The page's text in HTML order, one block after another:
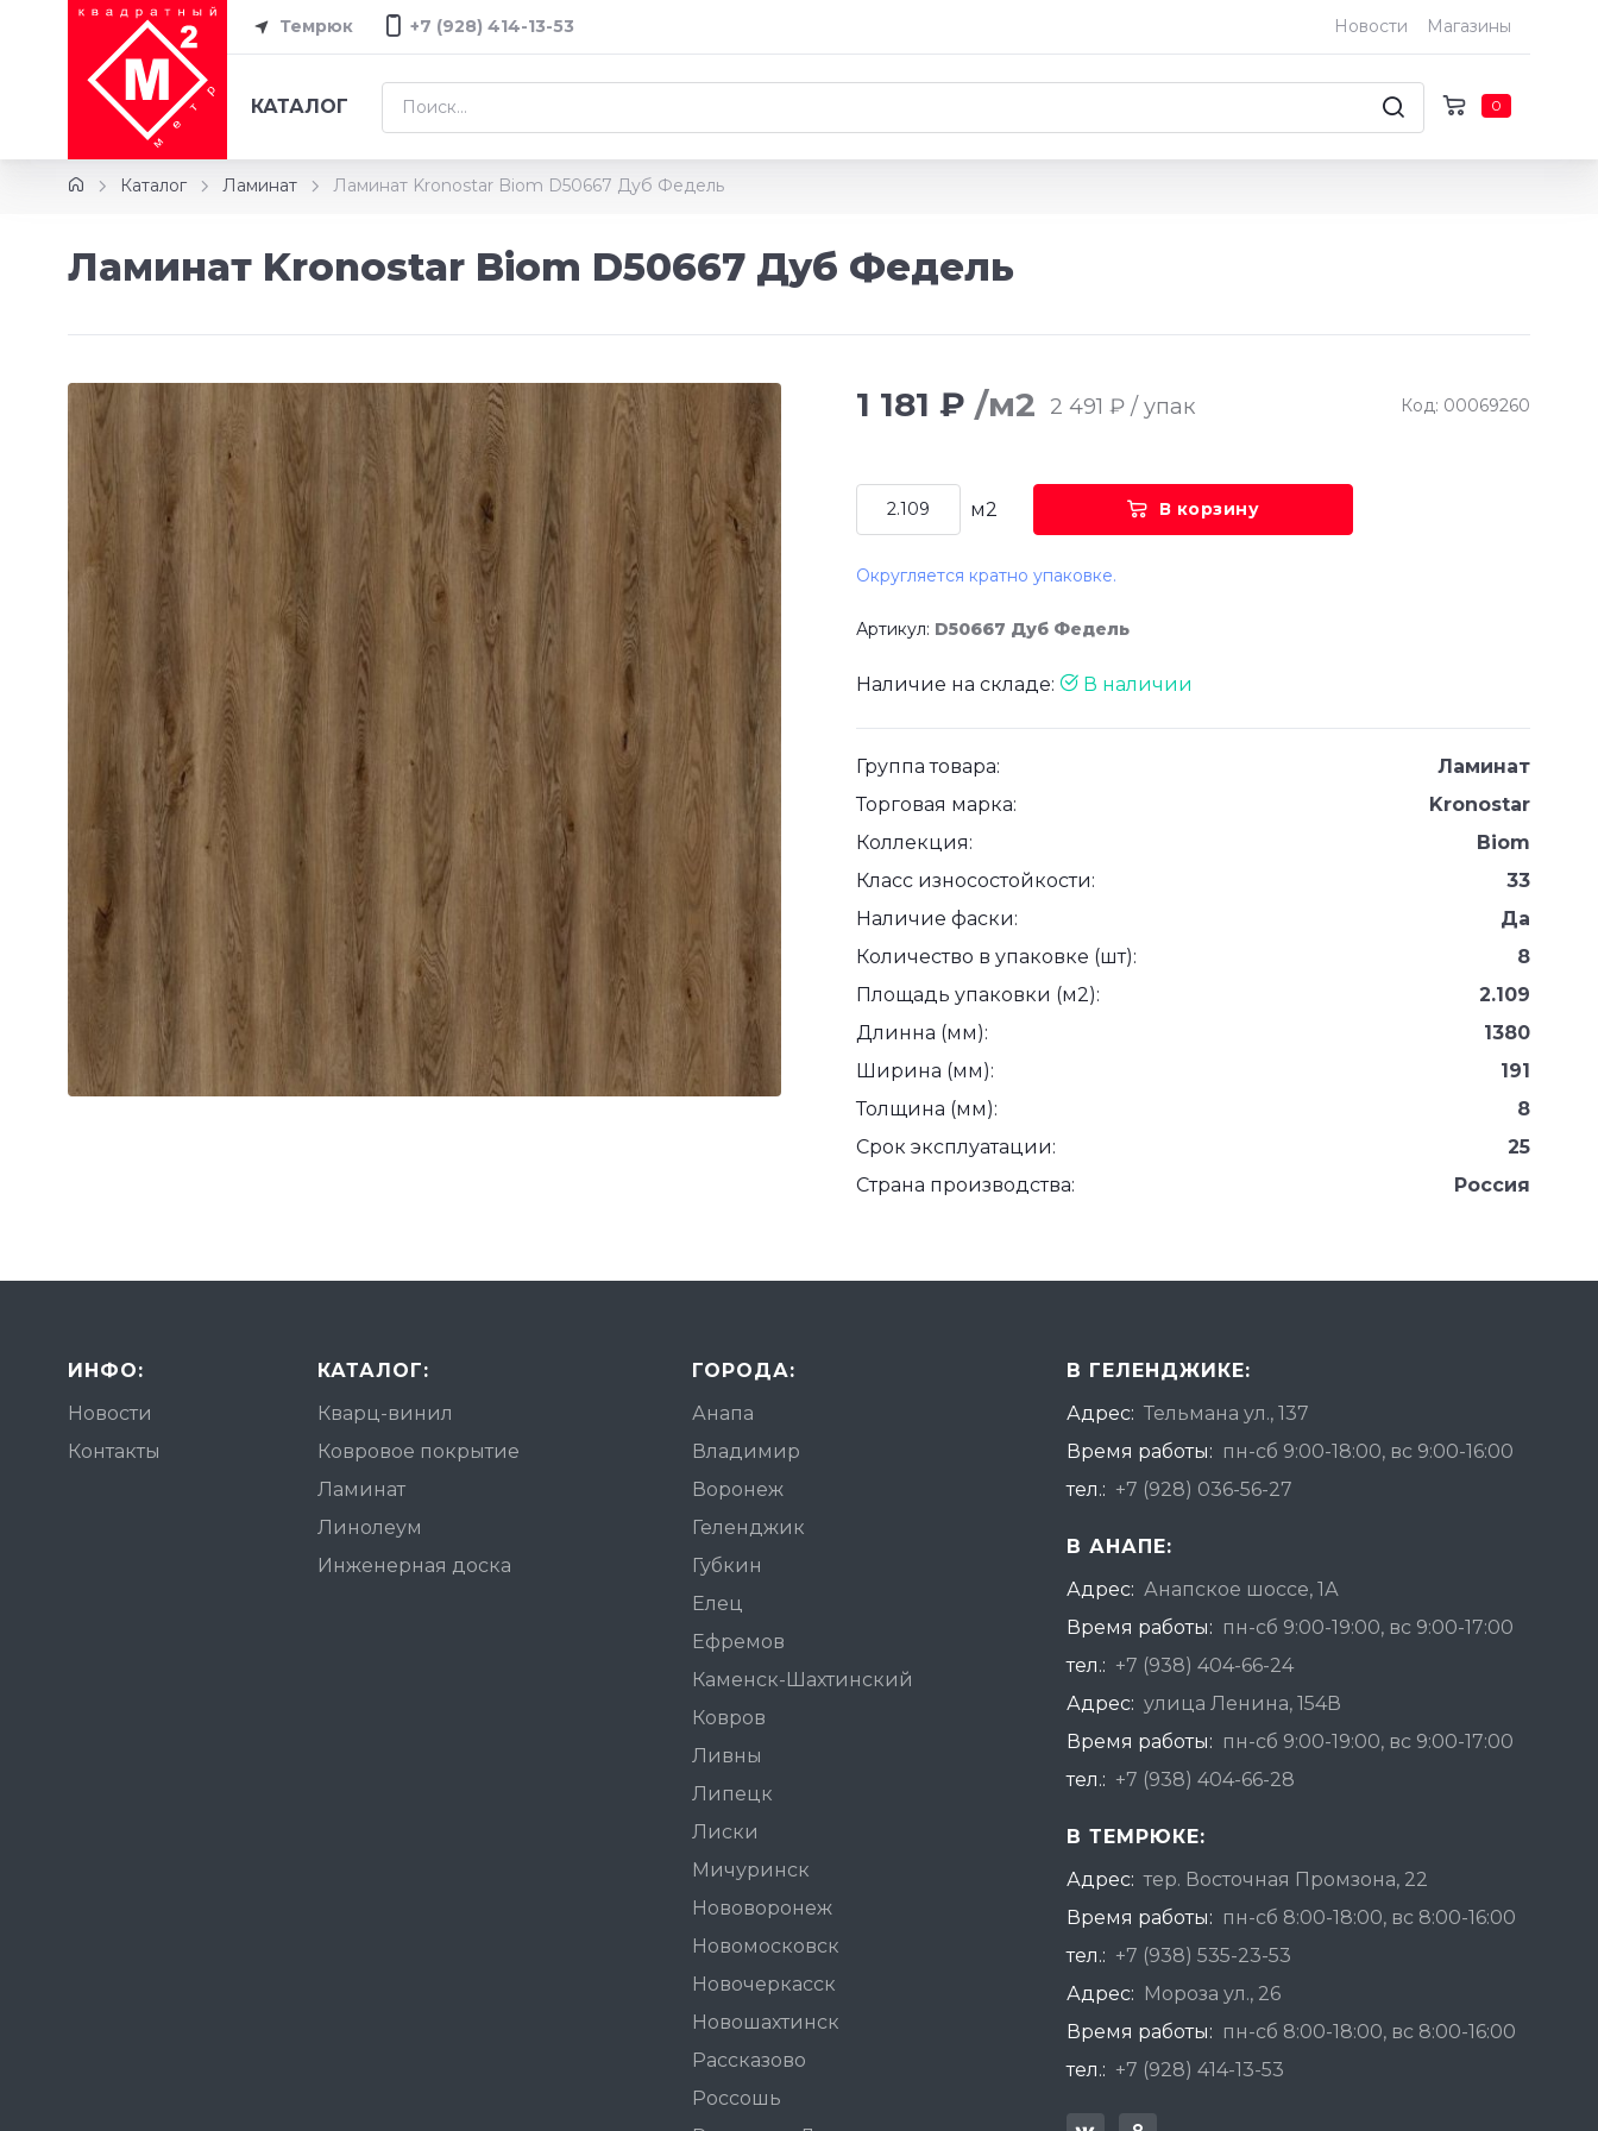
Темрюк +7 (928) 414-13-53 Новости Магазины
КАТАЛОГ 0
Каталог Ламинат Ламинат Kronostar Biom D50667 Дуб Федель
Ламинат Kronostar Biom D50667 Дуб Федель
1 181 ₽ /м2 2 491 ₽ / упак Код: 00069260
м2 В корзину
Округляется кратно упаковке.
Артикул: D50667 Дуб Федель
Наличие на складе: В наличии
Группа товара:
Ламинат
Торговая марка:
Kronostar
Коллекция:
Biom
Класс износостойкости:
33
Наличие фаски:
Да
Количество в упаковке (шт):
8
Площадь упаковки (м2):
2.109
Длинна (мм):
1380
Ширина (мм):
191
Толщина (мм):
8
Срок эксплуатации:
25
Страна производства:
Россия
ИНФО:
Новости
Контакты
КАТАЛОГ:
Кварц-винил
Ковровое покрытие
Ламинат
Линолеум
Инженерная доска
ГОРОДА:
Анапа
Владимир
Воронеж
Геленджик
Губкин
Елец
Ефремов
Каменск-Шахтинский
Ковров
Ливны
Липецк
Лиски
Мичуринск
Нововоронеж
Новомосковск
Новочеркасск
Новошахтинск
Рассказово
Россошь
В ГЕЛЕНДЖИКЕ:
Адрес: Тельмана ул., 137
Время работы: пн-сб 9:00-18:00, вс 9:00-16:00
тел.: +7 (928) 036-56-27
В АНАПЕ:
Адрес: Анапское шоссе, 1А
Время работы: пн-сб 9:00-19:00, вс 9:00-17:00
тел.: +7 (938) 404-66-24
Адрес: улица Ленина, 154В
Время работы: пн-сб 9:00-19:00, вс 9:00-17:00
тел.: +7 (938) 404-66-28
В ТЕМРЮКЕ:
Адрес: тер. Восточная Промзона, 22
Время работы: пн-сб 8:00-18:00, вс 8:00-16:00
тел.: +7 (938) 535-23-53
Адрес:
Мороза ул., 26
Время работы: пн-сб 8:00-18:00, вс 8:00-16:00
тел.: +7 (928) 414-13-53